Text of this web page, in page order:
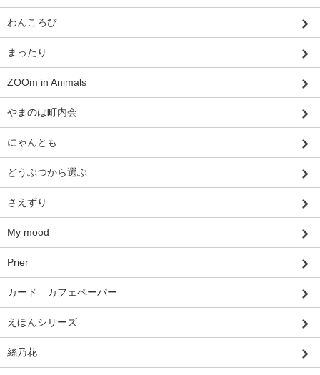
わんころび
まったり
ZOOm in Animals
やまのは町内会
にゃんとも
どうぶつから選ぶ
さえずり
My mood
Prier
カード カフェペーパー
えほんシリーズ
絲乃花